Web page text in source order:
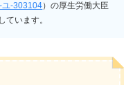
ユ-303104）の厚生労働大臣
ています。